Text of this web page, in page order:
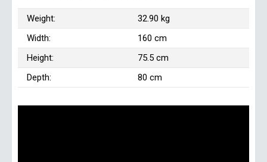
Weight:
32.90 kg
Width:
160 cm
Height:
75.5 cm
Depth:
80 cm